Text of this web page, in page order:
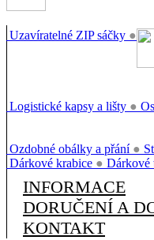
Uzavíratelné ZIP sáčky ●
Logistické kapsy a lišty ●
Ozdobné obálky a přání ●
Dárkové krabice ● Dárkové
INFORMACE
DORUČENÍ A
KONTAKT